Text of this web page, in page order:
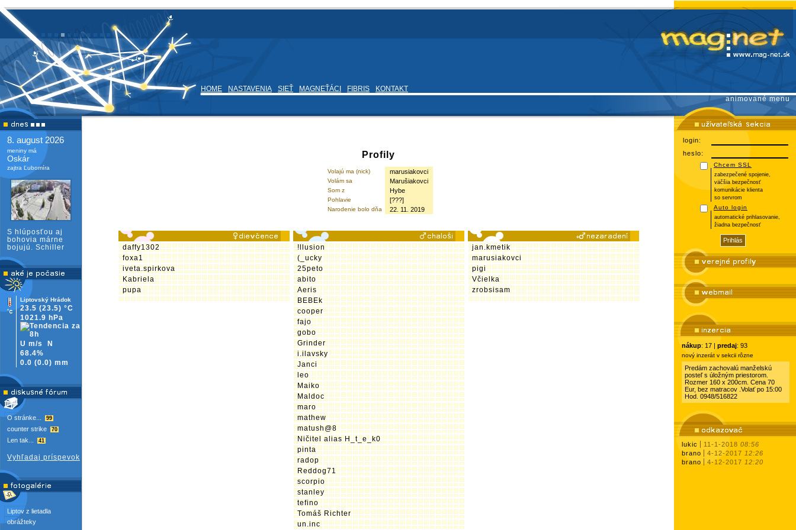
HOME NASTAVENIA SIEŤ MAGNEŤÁCI FIBRIS
KONTAKT
animované menu
8. august 2026
meniny má
Oskár
zajtra Ľubomíra
S hlúposťou aj
bohovia márne
bojujú. Schiller
Liptovský Hrádok
23.5 (23.5) °C
1021.9 hPa
U m/s
N
68.4%
0.0 (0.0) mm
O stránke... 99
counter strike 70
Len tak... 41
Vyhľadaj príspevok
Liptov z lietadla
obrážteky
Profily
Volajú ma (nick) marusiakovci
Volám sa Marušiakovci
Som z Hybe
Pohlavie [???]
Narodenie bolo dňa 22. 11. 2019
daffy1302
foxa1
iveta.spirkova
Kabriela
pupa
!llusion
(_ucky
25peto
abito
Aeris
BEBEk
cooper
fajo
gobo
Grinder
i.ilavsky
Janci
leo
Maiko
Maldoc
maro
mathew
matush@8
Ničitel alias H_t_e_k0
pinta
radop
Reddog71
scorpio
stanley
tefino
Tomáš Richter
un.inc
jan.kmetik
marusiakovci
pigi
Včielka
zrobsisam
login:
heslo:
Chcem SSL
zabezpečené spojenie,
väčšia bezpečnosť
komunikácie klienta
so servrom
Auto login
automatické prihlasovanie,
žiadna bezpečnosť
nákup: 17 | predaj: 93
nový inzerát v sekcii rôzne
Predám zachovalú manželskú
posteľ s úložným priestorom.
Rozmer 160 x 200cm. Cena 70
Eur, bez matracov .Volať po 15:00
Hod. 0948/516822
lukic 11-1-2018 08:56
brano
4-12-2017 12:26
brano
4-12-2017 12:20